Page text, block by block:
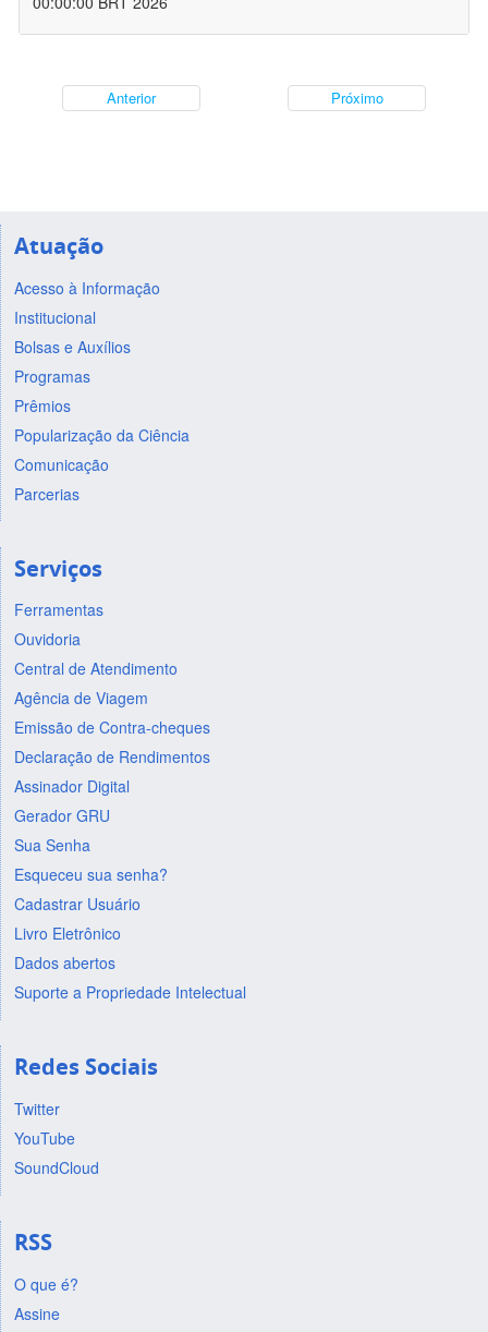
Anterior Próximo
Atuação
Acesso à Informação
Institucional
Bolsas e Auxílios
Programas
Prêmios
Popularização da Ciência
Comunicação
Parcerias
Serviços
Ferramentas
Ouvidoria
Central de Atendimento
Agência de Viagem
Emissão de Contra-cheques
Declaração de Rendimentos
Assinador Digital
Gerador GRU
Sua Senha
Esqueceu sua senha?
Cadastrar Usuário
Livro Eletrônico
Dados abertos
Suporte a Propriedade Intelectual
Redes Sociais
Twitter
YouTube
SoundCloud
RSS
O que é?
Assine